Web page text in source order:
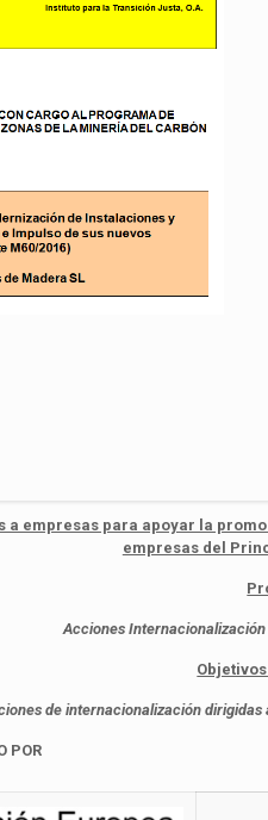
a empresas para apoyar la
empresas del
Acciones
de internacionalización
POR